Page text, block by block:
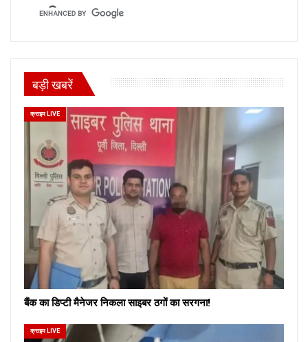
बड़ी खबरें
क्राइम LIVE
बैंक का डिप्टी मैनेजर निकला साइबर ठगों का सरगना!
क्राइम LIVE